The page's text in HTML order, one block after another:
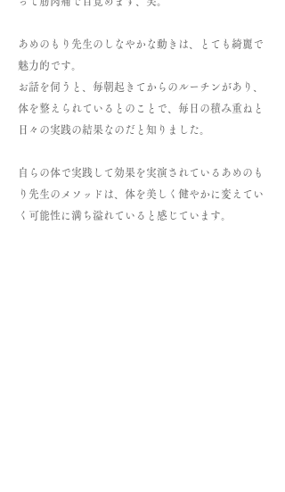
あめのもり先生のしなやかな動きは、とても綺麗で
魅力的です。
お話を伺うと、毎朝起きてからのルーチンがあり、
体を整えられているとのことで、毎日の積み重ねと
日々の実践の結果なのだと知りました。
自らの体で実践して効果を実演されているあめのも
り先生のメソッドは、体を美しく健やかに変えてい
く可能性に満ち溢れていると感じています。